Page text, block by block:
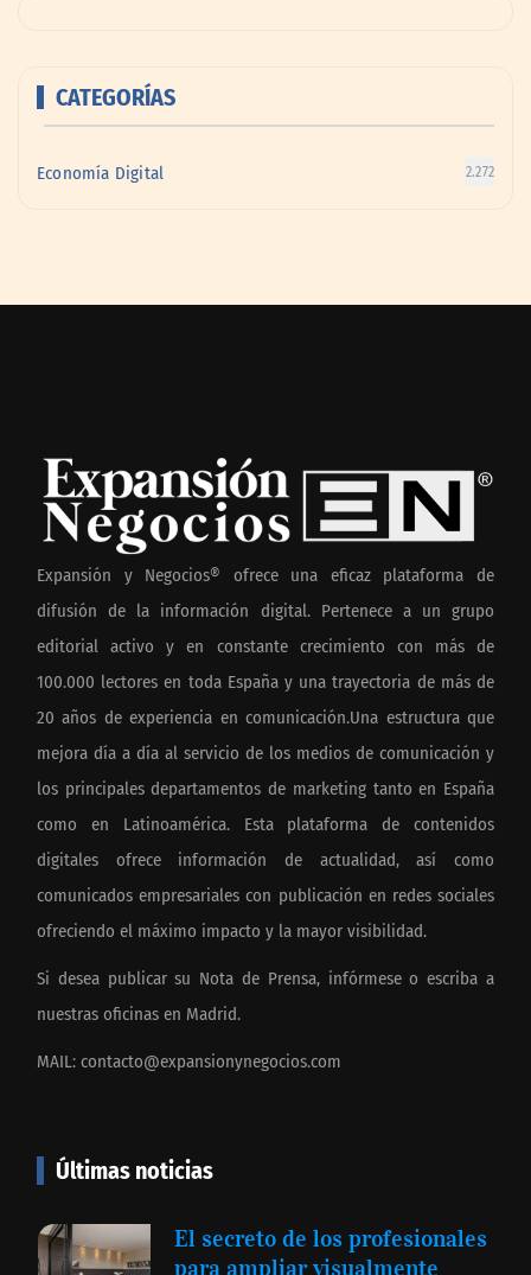
CATEGORÍAS
Economía Digital 2.272
Expansión y Negocios® ofrece una eficaz plataforma de
difusión de la información digital. Pertenece a un grupo
editorial activo y en constante crecimiento con más de
100.000 lectores en toda España y una trayectoria de más de
20 años de experiencia en comunicación.Una estructura que
mejora día a día al servicio de los medios de comunicación y
los principales departamentos de marketing tanto en España
como en Latinoamérica. Esta plataforma de contenidos
digitales ofrece información de actualidad, así como
comunicados empresariales con publicación en redes sociales
ofreciendo el máximo impacto y la mayor visibilidad.
Si desea publicar su Nota de Prensa, infórmese o escriba a
nuestras oficinas en Madrid.
MAIL: contacto@expansionynegocios.com
Últimas noticias
El secreto de los profesionales
para ampliar visualmente